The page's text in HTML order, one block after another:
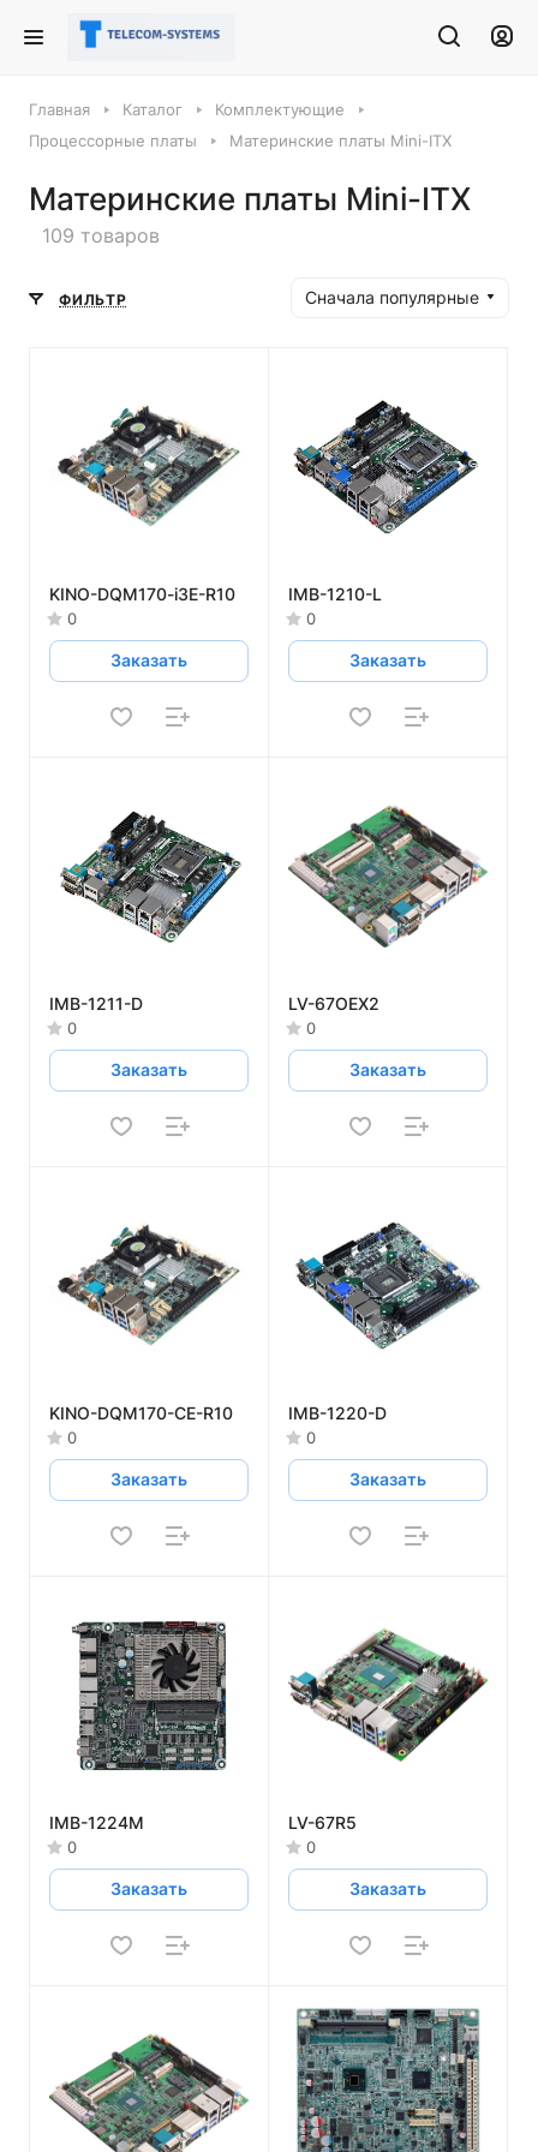
Главная Каталог
Комплектующие
Процессорные платы
Материнские платы Mini-ITX
Материнские платы Mini-ITX
109 товаров
ФИЛЬТР Сначала популярные
KINO-DQM170-i3E-R10
0
Заказать
IMB-1210-L
0
Заказать
IMB-1211-D
0
Заказать
LV-67OEX2
0
Заказать
KINO-DQM170-CE-R10
0
Заказать
IMB-1220-D
0
Заказать
IMB-1224M
0
Заказать
LV-67R5
0
Заказать